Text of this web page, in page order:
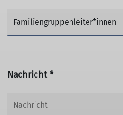
Nachricht *